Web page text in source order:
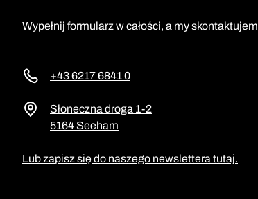
Wypełnij formularz w całości, a my
+43 6217 6841 0
Słoneczna droga 1-2
5164 Seeham
Lub zapisz się do naszego newslettera tutaj.